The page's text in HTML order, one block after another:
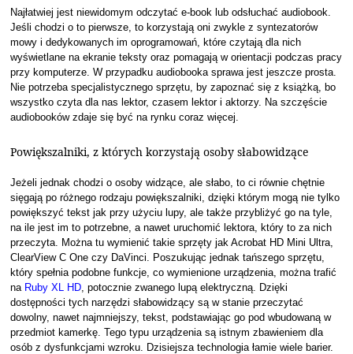
Najłatwiej jest niewidomym odczytać e-book lub odsłuchać audiobook.
Jeśli chodzi o to pierwsze, to korzystają oni zwykle z syntezatorów
mowy i dedykowanych im oprogramowań, które czytają dla nich
wyświetlane na ekranie teksty oraz pomagają w orientacji podczas pracy
przy komputerze. W przypadku audiobooka sprawa jest jeszcze prosta.
Nie potrzeba specjalistycznego sprzętu, by zapoznać się z książką, bo
wszystko czyta dla nas lektor, czasem lektor i aktorzy. Na szczęście
audiobooków zdaje się być na rynku coraz więcej.
Powiększalniki, z których korzystają osoby słabowidzące
Jeżeli jednak chodzi o osoby widzące, ale słabo, to ci równie chętnie
sięgają po różnego rodzaju powiększalniki, dzięki którym mogą nie tylko
powiększyć tekst jak przy użyciu lupy, ale także przybliżyć go na tyle,
na ile jest im to potrzebne, a nawet uruchomić lektora, który to za nich
przeczyta. Można tu wymienić takie sprzęty jak Acrobat HD Mini Ultra,
ClearView C One czy DaVinci. Poszukując jednak tańszego sprzętu,
który spełnia podobne funkcje, co wymienione urządzenia, można trafić
na Ruby XL HD, potocznie zwanego lupą elektryczną. Dzięki
dostępności tych narzędzi słabowidzący są w stanie przeczytać
dowolny, nawet najmniejszy, tekst, podstawiając go pod wbudowaną w
przedmiot kamerkę. Tego typu urządzenia są istnym zbawieniem dla
osób z dysfunkcjami wzroku. Dzisiejsza technologia łamie wiele barier.